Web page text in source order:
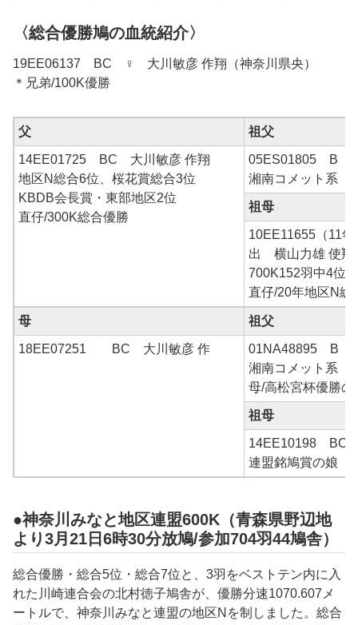
〈総合優勝鳩の血統紹介〉
19EE06137 BC ♀ 大川敏彦 作翔（神奈川県央）
＊兄弟/100K優勝
父 祖父
14EE01725 BC 大川敏彦 作翔
地区N総合6位、桜花賞総合3位
KBDB会長賞・東部地区2位
直仔/300K総合優勝
05ES01805 B
湘南コメット系
祖母
10EE11655（11
出 横山力雄 使
700K152羽中4位
直仔/20年地区N総
母 祖父
18EE07251 BC 大川敏彦 作
01NA48895 B
湘南コメット系
母/高松宮杯優勝の
祖母
14EE10198 BC
連盟銘鳩賞の娘
●神奈川みなと地区連盟600K（青森県野辺地
より3月21日6時30分放鳩/参加704羽44鳩舎）
総合優勝・総合5位・総合7位と、3羽をベストテン内に入
れた川崎連合会の北村徳子鳩舎が、優勝分速1070.607メ
ートルで、神奈川みなと連盟の地区Nを制しました。総合